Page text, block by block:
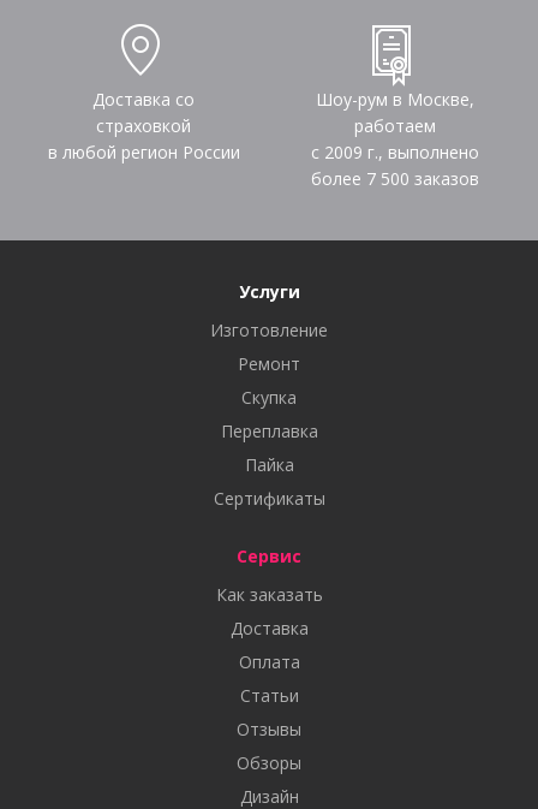
Доставка со
страховкой
в любой регион России
Шоу-рум в Москве,
работаем
с 2009 г., выполнено
более 7 500 заказов
Услуги
Изготовление
Ремонт
Скупка
Переплавка
Пайка
Сертификаты
Сервис
Как заказать
Доставка
Оплата
Статьи
Отзывы
Обзоры
Дизайн